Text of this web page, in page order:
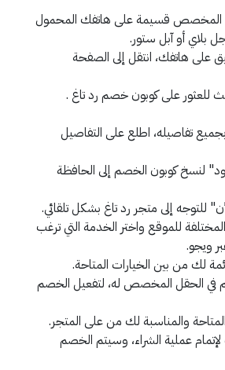
المخصص قسيمة على هاتفك المحمول
بلاي أو آبل ستور.
على هاتفك، انتقل إلى الصفحة
للعثور على كوبون خصم رد تاغ .
تفاصيله، اطلع على التفاصيل
لنسخ كوبون الخصم إلى الحافظة
للتوجه إلى متجر رد تاغ بشكل تلقائي.
للموقع واختر الخدمة التي ترغب
ويجو.
لك من بين الخيارات المتاحة.
في الحقل المخصص له، لتفعيل الخصم
والمناسبة لك من على المتجر.
عملية الشراء، وسيتم الخصم